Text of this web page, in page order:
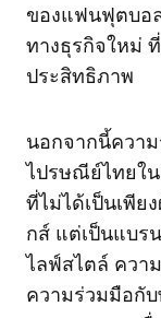
ของแฟนฟุตบอ
ทางธุรกิจใหม่
ประสิทธิภาพ
นอกจากนี้ควา
ไปรษณีย์ไทยใน
ที่ไม่ได้เป็นเพี
กส์ แต่เป็นแบร
ไลฟ์สไตล์ ควา
ความร่วมมือกั